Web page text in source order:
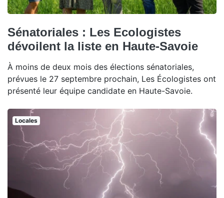
Sénatoriales : Les Ecologistes
dévoilent la liste en Haute-Savoie
À moins de deux mois des élections sénatoriales,
prévues le 27 septembre prochain, Les Écologistes ont
présenté leur équipe candidate en Haute-Savoie.
Locales